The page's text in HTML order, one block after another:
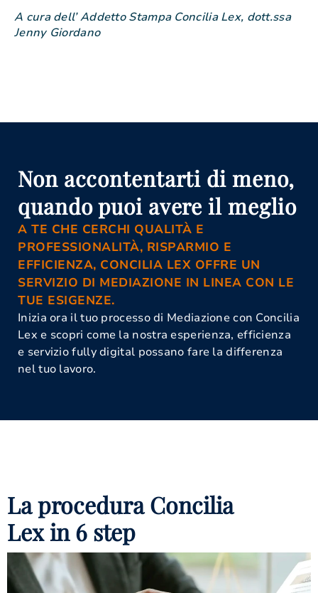
A cura dell’ Addetto Stampa Concilia Lex, dott.ssa
Jenny Giordano
Non accontentarti di meno,
quando puoi avere il meglio
A TE CHE CERCHI QUALITÀ E
PROFESSIONALITÀ, RISPARMIO E
EFFICIENZA, CONCILIA LEX OFFRE UN
SERVIZIO DI MEDIAZIONE IN LINEA CON LE
TUE ESIGENZE.
Inizia ora il tuo processo di Mediazione con Concilia
Lex e scopri come la nostra esperienza, efficienza
e servizio fully digital possano fare la differenza
nel tuo lavoro.
La procedura Concilia
Lex in 6 step